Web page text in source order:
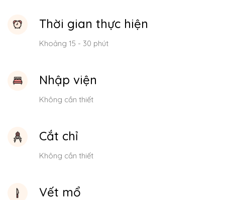
Thời gian thực hiện
Khoảng 15 - 30 phút
Nhập viện
Không cần thiết
Cắt chỉ
Không cần thiết
Vết mổ